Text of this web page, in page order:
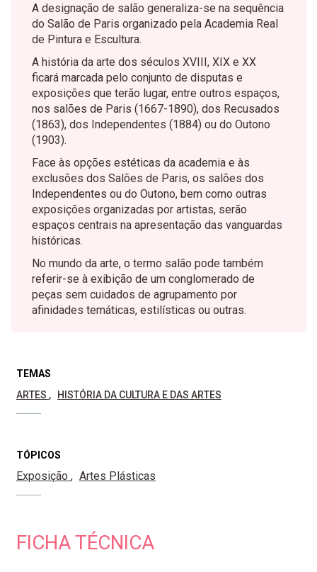
A designação de salão generaliza-se na sequência
do Salão de Paris organizado pela Academia Real
de Pintura e Escultura.
A história da arte dos séculos XVIII, XIX e XX
ficará marcada pelo conjunto de disputas e
exposições que terão lugar, entre outros espaços,
nos salões de Paris (1667-1890), dos Recusados
(1863), dos Independentes (1884) ou do Outono
(1903).
Face às opções estéticas da academia e às
exclusões dos Salões de Paris, os salões dos
Independentes ou do Outono, bem como outras
exposições organizadas por artistas, serão
espaços centrais na apresentação das vanguardas
históricas.
No mundo da arte, o termo salão pode também
referir-se à exibição de um conglomerado de
peças sem cuidados de agrupamento por
afinidades temáticas, estilísticas ou outras.
TEMAS
ARTES
HISTÓRIA DA CULTURA E DAS ARTES
TÓPICOS
Exposição Artes Plásticas
FICHA TÉCNICA